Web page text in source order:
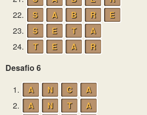
22.
S A B R
E
23.
S E T
A
24.
T E A
R
Desafio 6
1.
A N C
A
2.
A N T
A